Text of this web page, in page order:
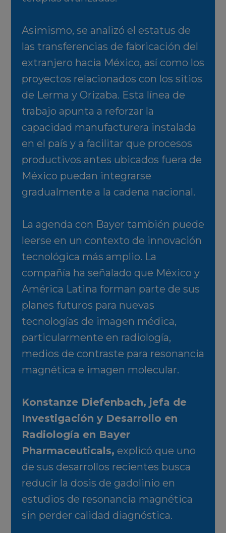
Asimismo, se analizó el estatus de
las transferencias de fabricación del
extranjero hacia México, así como los
proyectos relacionados con los sitios
de Lerma y Orizaba. Esta línea de
trabajo apunta a reforzar la
capacidad manufacturera instalada
en el país y a facilitar que procesos
productivos antes ubicados fuera de
México puedan integrarse
gradualmente a la cadena nacional.
La agenda con Bayer también puede
leerse en un contexto de innovación
tecnológica más amplio. La
compañía ha señalado que México y
América Latina forman parte de sus
planes futuros para nuevas
tecnologías de imagen médica,
particularmente en radiología,
medios de contraste para resonancia
magnética e imagen molecular.
Konstanze Diefenbach, jefa de
Investigación y Desarrollo en
Radiología en Bayer
Pharmaceuticals, explicó que uno
de sus desarrollos recientes busca
reducir la dosis de gadolinio en
estudios de resonancia magnética
sin perder calidad diagnóstica.